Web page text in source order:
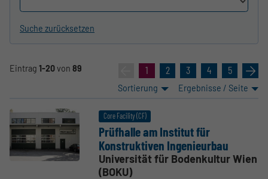
Suche zurücksetzen
Eintrag 1-20von 89 1 2 3 4 5 »
Sortierung Ergebnisse / Seite
Core Facility (CF)
Prüfhalle am Institut für
Konstruk­tiven Ingenieurbau
Universität für Bodenkultur Wien
(BOKU)